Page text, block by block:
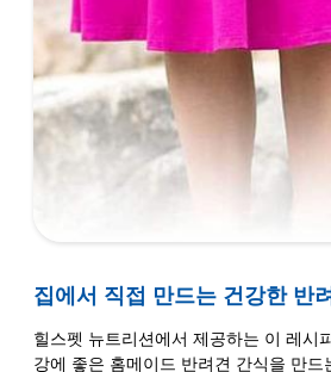
집에서 직접 만드는 건강한 반
힐스펫 뉴트리션에서 제공하는 이 레시
강에 좋은 홈메이드 반려견 간식을 만드